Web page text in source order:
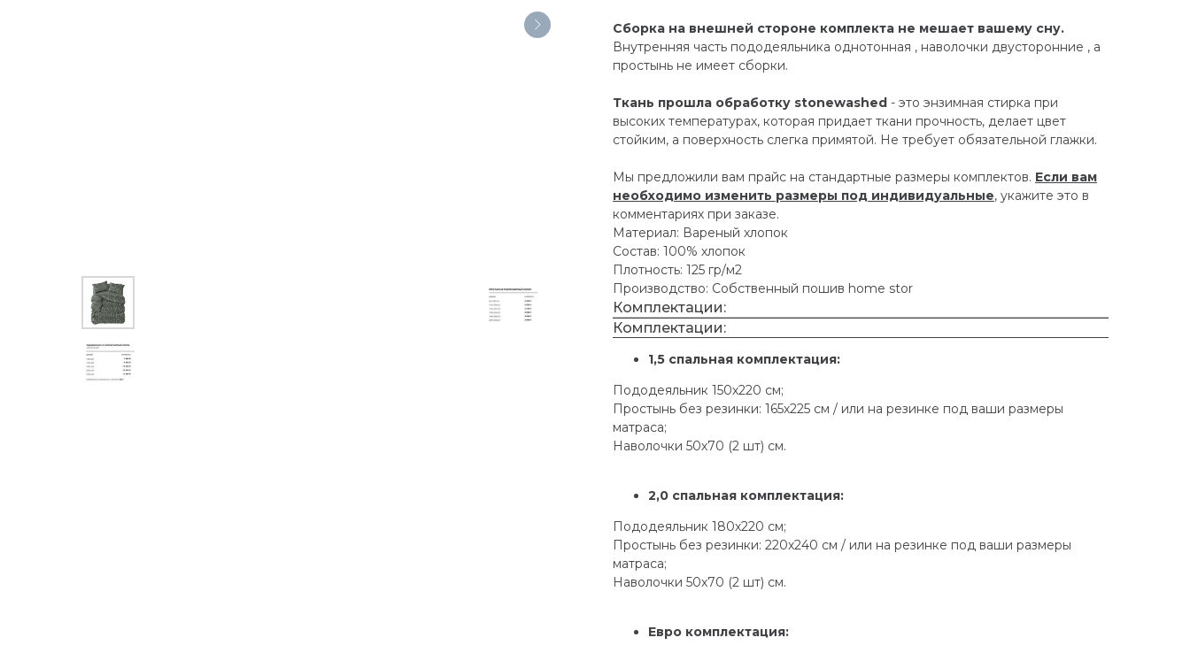
Сборка на внешней стороне комплекта не мешает вашему сну.
Внутренняя часть пододеяльника однотонная , наволочки двусторонние , а
простынь не имеет сборки.
Ткань прошла обработку stonewashed - это энзимная стирка при
высоких температурах, которая придает ткани прочность, делает цвет
стойким, а поверхность слегка примятой. Не требует обязательной глажки.
Мы предложили вам прайс на стандартные размеры комплектов. Если вам
необходимо изменить размеры под индивидуальные, укажите это в
комментариях при заказе.
Материал: Вареный хлопок
Состав: 100% хлопок
Плотность: 125 гр/м2
Производство: Собственный пошив home stor
Комплектации:
Комплектации:
1,5 спальная комплектация:
Пододеяльник 150х220 см;
Простынь без резинки: 165х225 см / или на резинке под ваши размеры
матраса;
Наволочки 50х70 (2 шт) см.
2,0 спальная комплектация:
Пододеяльник 180х220 см;
Простынь без резинки: 220х240 см / или на резинке под ваши размеры
матраса;
Наволочки 50х70 (2 шт) см.
Евро комплектация: